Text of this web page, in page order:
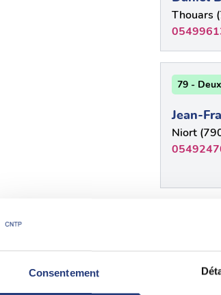
Consentement
Thouars
79 -
Jean-
Niort